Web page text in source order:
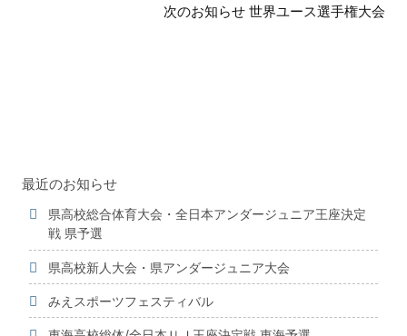
次のお知らせ 世界ユース選手権大会
最近のお知らせ
県高校総合体育大会・全日本アンダージュニア王座決定
戦 県予選
県高校新人大会・県アンダージュニア大会
みえスポーツフェスティバル